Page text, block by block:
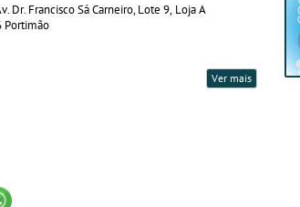
Dr. Francisco Sá Carneiro, Lote 9, Loja A
Portimão
Ver mais